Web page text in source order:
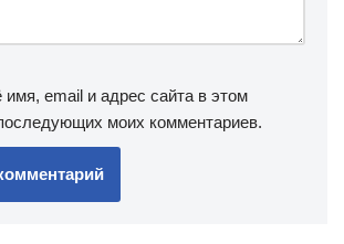
email и адрес сайта в этом
моих комментариев.